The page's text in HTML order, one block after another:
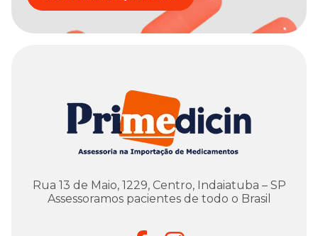
Rua 13 de Maio, 1229, Centro, Indaiatuba – SP
Assessoramos pacientes de todo o Brasil